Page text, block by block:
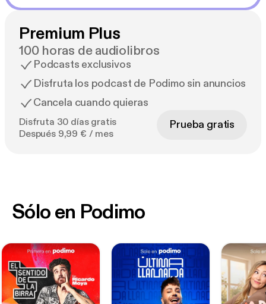
Premium Plus
100 horas de audiolibros
Podcasts exclusivos
Disfruta los podcast de Podimo sin anuncios
Cancela cuando quieras
Disfruta 30 días gratis
Después 9,99 € / mes
Prueba gratis
Sólo en Podimo